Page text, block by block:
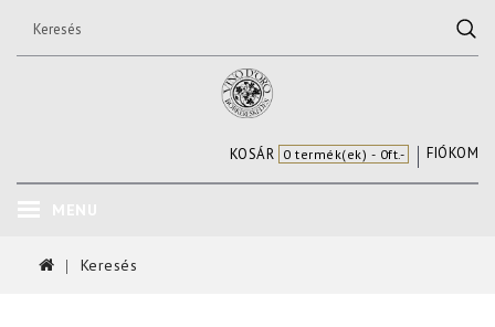
FIÓKOM
KOSÁR 0 termék(ek) - 0ft.-
Keresés